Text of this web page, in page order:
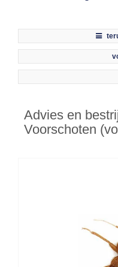
Advies en
Voorschoten